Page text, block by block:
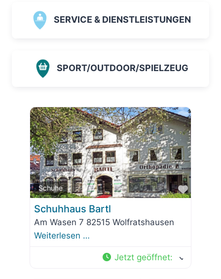
SERVICE & DIENSTLEISTUNGEN
SPORT/OUTDOOR/SPIELZEUG
Schuhe
Favorit
Schuhhaus Bartl
Am Wasen 7 82515 Wolfratshausen
Weiterlesen …
Jetzt geöffnet: